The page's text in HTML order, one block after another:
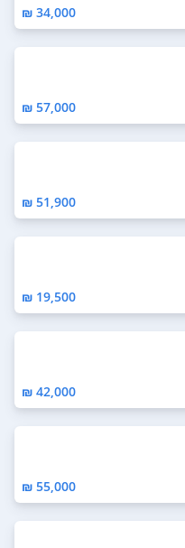
34,000 ₪
57,000 ₪
51,900 ₪
19,500 ₪
42,000 ₪
55,000 ₪